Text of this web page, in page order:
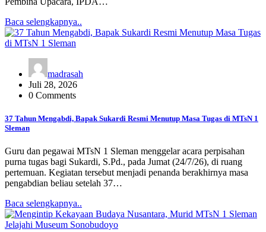
Baca selengkapnya..
madrasah
Juli 28, 2026
0 Comments
37 Tahun Mengabdi, Bapak Sukardi Resmi Menutup Masa Tugas di MTsN 1
Sleman
Guru dan pegawai MTsN 1 Sleman menggelar acara perpisahan
purna tugas bagi Sukardi, S.Pd., pada Jumat (24/7/26), di ruang
pertemuan. Kegiatan tersebut menjadi penanda berakhirnya masa
pengabdian beliau setelah 37…
Baca selengkapnya..